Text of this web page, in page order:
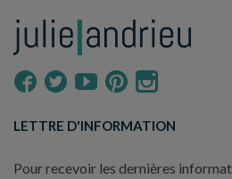
LETTRE D'INFORMATION
Pour recevoir les dernières